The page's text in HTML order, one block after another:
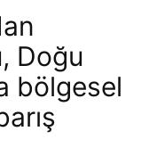
Doğu
bölgesel